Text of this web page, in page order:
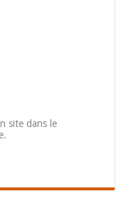
site dans le